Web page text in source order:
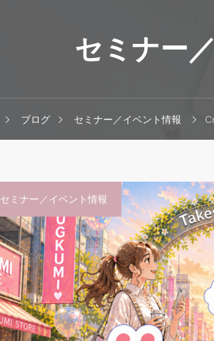
セミナー
ブログ セミナー／イベント情報
セミナー／イベント情報